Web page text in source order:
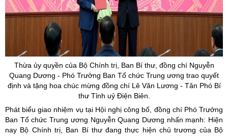
Thừa ủyquyền của Bộ Chính trị, Ban Bí thư, đồng chí Nguyễn
Quang Dương - Phó Trưởng Ban Tổ chức Trung ương trao quyết
định và tặng hoa chúc mừng đồng chí Lê Văn Lương - Tân Phó Bí
thư Tỉnh uỷ Điện Biên.
Phát biểu giao nhiệm vụ tại Hội nghị công bố, đồng chí Phó Trưởng
Ban Tổ chức Trung ương Nguyễn Quang Dương nhấn mạnh: Hiện
nay Bộ Chính trị, Ban Bí thư đang thực hiện chủ trương của Bộ